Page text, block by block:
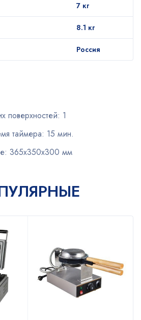
7 кг
8.1 кг
Россия
поверхностей: 1
таймера: 15 мин.
365х350х300 мм